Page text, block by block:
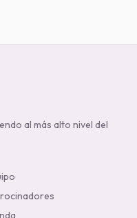
al más alto nivel del